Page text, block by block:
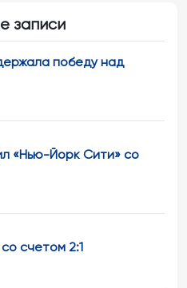
записи
победу над
«Нью-Йорк Сити» со
счетом 2:1